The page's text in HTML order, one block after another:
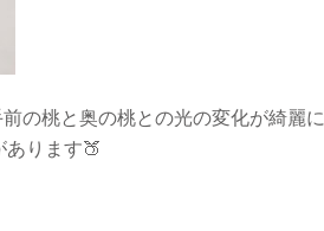
前の桃と奥の桃との光の変化が綺麗に
あります🍑